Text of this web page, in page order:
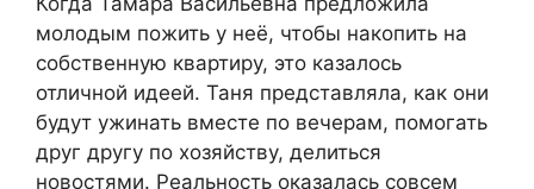
молодым пожить у неё, чтобы накопить на
собственную квартиру, это казалось
отличной идеей. Таня представляла, как они
будут ужинать вместе по вечерам, помогать
друг другу по хозяйству, делиться
новостями. Реальность оказалась совсем